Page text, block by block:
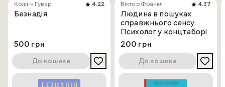
Коллін Гувер
4.22
Безнадія
500 грн
До кошика
Віктор Франкл
4.37
Людина в пошуках
справжнього сенсу.
Психолог у концтаборі
200 грн
До кошика